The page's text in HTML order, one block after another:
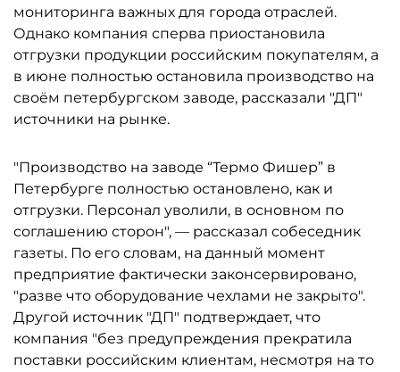
мониторинга важных для города отраслей.
Однако компания сперва приостановила
отгрузки продукции российским покупателям, а
в июне полностью остановила производство на
своём петербургском заводе, рассказали "ДП"
источники на рынке.
"Производство на заводе “Термо Фишер” в
Петербурге полностью остановлено, как и
отгрузки. Персонал уволили, в основном по
соглашению сторон", — рассказал собеседник
газеты. По его словам, на данный момент
предприятие фактически законсервировано,
"разве что оборудование чехлами не закрыто".
Другой источник "ДП" подтверждает, что
компания "без предупреждения прекратила
поставки российским клиентам, несмотря на то